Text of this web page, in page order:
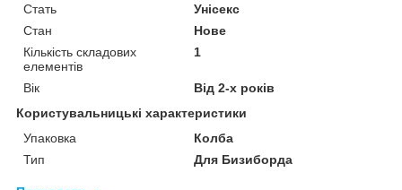
Стать
Унісекс
Стан
Нове
Кількість складових
елементів
1
Вік
Від 2-х років
Користувальницькі характеристики
Упаковка
Колба
Тип
Для Бизиборда